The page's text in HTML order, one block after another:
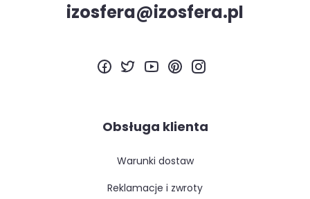
izosfera@izosfera.pl
Obsługa klienta
warunki dostaw
reklamacje i zwroty